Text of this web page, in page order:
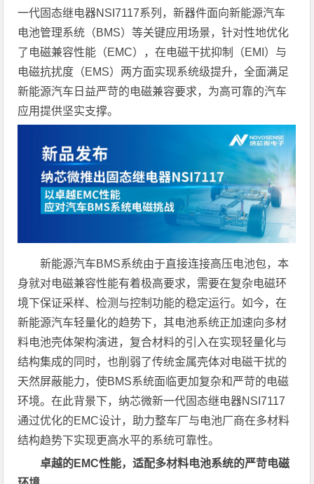
一代固态继电器NSI7117系列，新器件面向新能源汽车
电池管理系统（BMS）等关键应用场景，针对性地优化
了电磁兼容性能（EMC），在电磁干扰抑制（EMI）与
电磁抗扰度（EMS）两方面实现系统级提升，全面满足
新能源汽车日益严苛的电磁兼容要求，为高可靠的汽车
应用提供坚实支撑。
新能源汽车BMS系统由于直接连接高压电池包，本
身就对电磁兼容性能有着极高要求，需要在复杂电磁环
境下保证采样、检测与控制功能的稳定运行。如今，在
新能源汽车轻量化的趋势下，其电池系统正加速向多材
料电池壳体架构演进，复合材料的引入在实现轻量化与
结构集成的同时，也削弱了传统金属壳体对电磁干扰的
天然屏蔽能力，使BMS系统面临更加复杂和严苛的电磁
环境。在此背景下，纳芯微新一代固态继电器NSI7117
通过优化的EMC设计，助力整车厂与电池厂商在多材料
结构趋势下实现更高水平的系统可靠性。
卓越的EMC性能，适配多材料电池系统的严苛电磁